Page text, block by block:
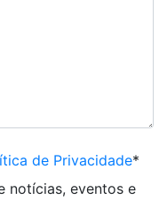
de Privacidade*
notícias, eventos e